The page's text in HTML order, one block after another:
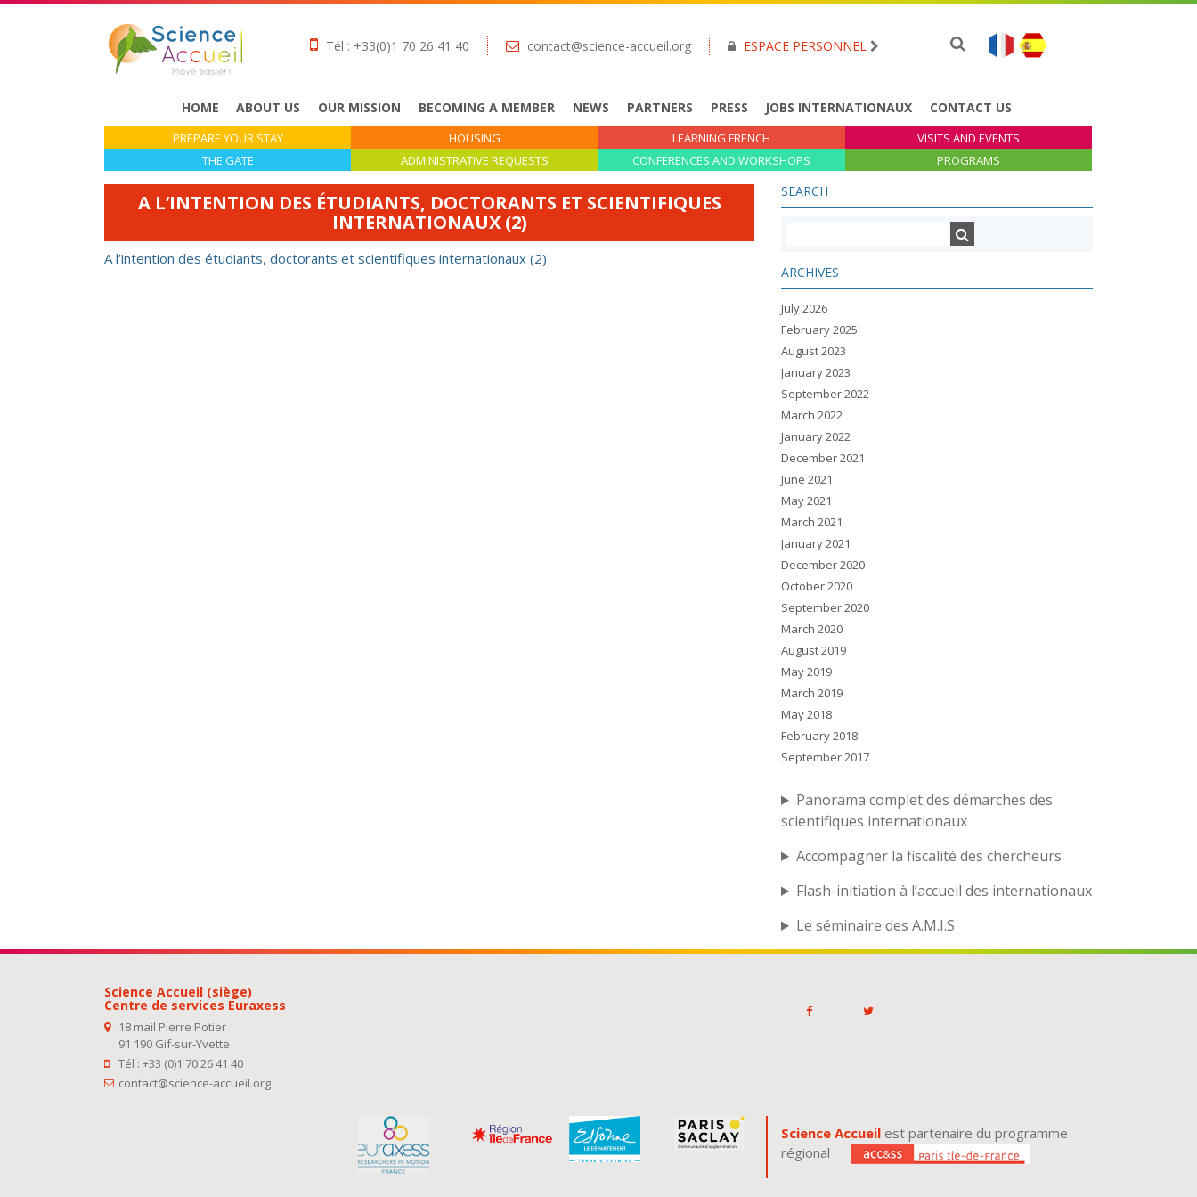
Tél : +33(0)1 70 26 41 40 contact@science-accueil.org ESPACE PERSONNEL
HOME ABOUT US OUR MISSION BECOMING A MEMBER NEWS PARTNERS PRESS JOBS INTERNATIONAUX CONTACT US
PREPARE YOUR STAY HOUSING LEARNING FRENCH
VISITS AND EVENTS
THE GATE
ADMINISTRATIVE REQUESTS CONFERENCES AND WORKSHOPS PROGRAMS
A L’INTENTION DES ÉTUDIANTS, DOCTORANTS ET SCIENTIFIQUES
INTERNATIONAUX (2)
A l’intention des étudiants, doctorants et scientifiques internationaux (2)
SEARCH
ARCHIVES
July 2026
February 2025
August 2023
January 2023
September 2022
March 2022
January 2022
December 2021
June 2021
May 2021
March 2021
January 2021
December 2020
October 2020
September 2020
March 2020
August 2019
May 2019
March 2019
May 2018
February 2018
September 2017
Panorama complet des démarches des
scientifiques internationaux
Accompagner la fiscalité des chercheurs
Flash-initiation à l’accueil des internationaux
Le séminaire des A.M.I.S
Science Accueil (siège)
Centre de services Euraxess
18 mail Pierre Potier
91 190 Gif-sur-Yvette
Tél : +33 (0)1 70 26 41 40
contact@science-accueil.org
Science Accueil est partenaire du programme
régional